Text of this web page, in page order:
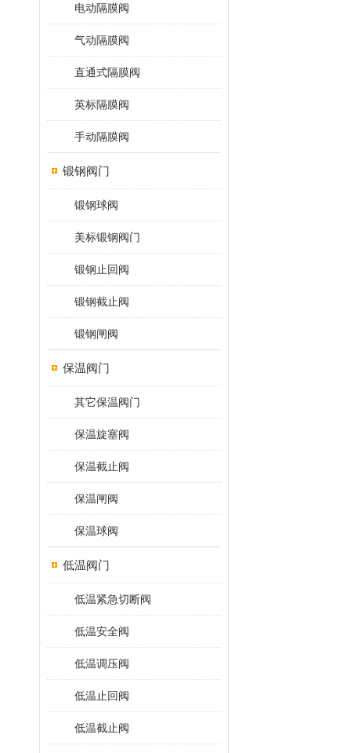
电动隔膜阀
气动隔膜阀
直通式隔膜阀
英标隔膜阀
手动隔膜阀
锻钢阀门
锻钢球阀
美标锻钢阀门
锻钢止回阀
锻钢截止阀
锻钢闸阀
保温阀门
其它保温阀门
保温旋塞阀
保温截止阀
保温闸阀
保温球阀
低温阀门
低温紧急切断阀
低温安全阀
低温调压阀
低温止回阀
低温截止阀